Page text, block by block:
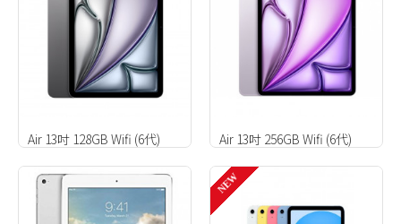
Air 13吋 128GB Wifi (6代) Air 13吋 256GB Wifi (6代)
NEW